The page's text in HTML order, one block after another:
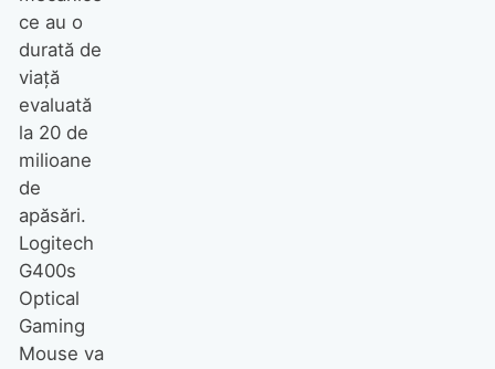
ce au o
durată de
viaţă
evaluată
la 20 de
milioane
de
apăsări.
Logitech
G400s
Optical
Gaming
Mouse va